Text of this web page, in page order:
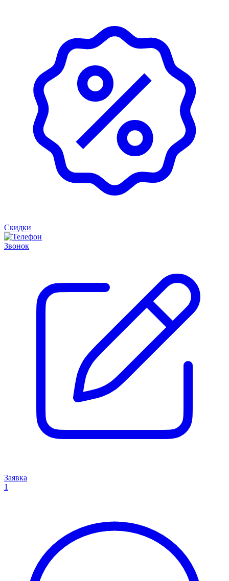
Скидки
Звонок
Заявка
1